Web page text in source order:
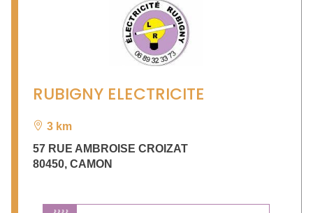
RUBIGNY ELECTRICITE
3 km
57 RUE AMBROISE CROIZAT
80450, CAMON